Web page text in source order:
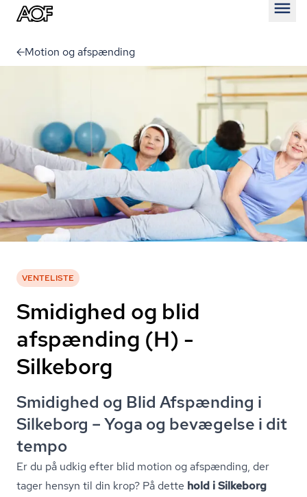
Motion og afspænding
VENTELISTE
Smidighed og blid
afspænding (H) -
Silkeborg
Smidighed og Blid Afspænding i
Silkeborg – Yoga og bevægelse i dit
tempo
Er du på udkig efter blid motion og afspænding, der
tager hensyn til din krop? På dette hold i Silkeborg